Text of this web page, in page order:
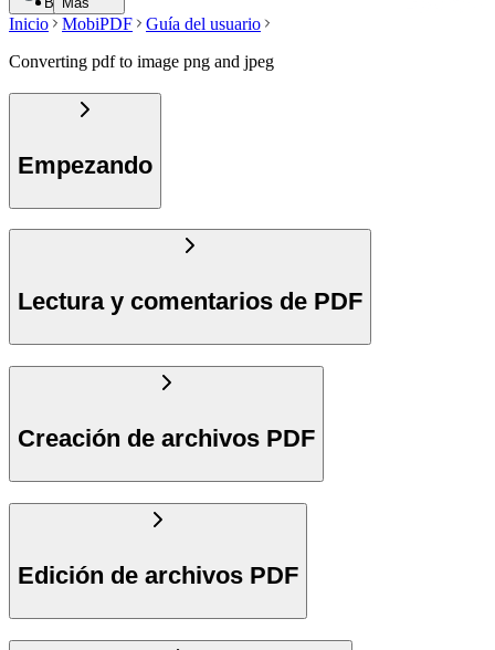
Inicio MobiPDF
Guía del usuario
Converting pdf to image png and jpeg
Empezando
Lectura y comentarios de PDF
Creación de archivos PDF
Edición de archivos PDF